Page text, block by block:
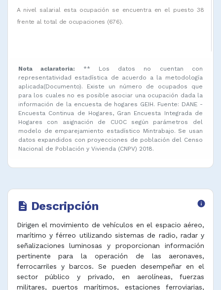
A nivel salarial esta ocupación se encuentra en el puesto 38
frente al total de ocupaciones (676).
Nota aclaratoria:
** Los datos no cuentan con
representatividad estadística de acuerdo a la metodología
aplicada(Documento). Existe un número de ocupados que
para los cuales no es posible asociar una ocupación dada la
información de la encuesta de hogares GEIH. Fuente: DANE -
Encuesta Continua de Hogares, Gran Encuesta Integrada de
Hogares con asignación de CUOC según parámetros del
modelo de emparejamiento estadístico Mintrabajo. Se usan
datos expandidos con proyecciones de población del Censo
Nacional de Población y Vivienda (CNPV) 2018.
description Descripción info
Dirigen el movimiento de vehículos en el espacio aéreo,
marítimo y férreo utilizando sistemas de radio, radar y
señalizaciones luminosas y proporcionan información
pertinente para la operación de las aeronaves,
ferrocarriles y barcos. Se pueden desempeñar en el
sector público y privado, en aerolíneas, fuerzas
militares, puertos marítimos, estaciones ferroviarias,